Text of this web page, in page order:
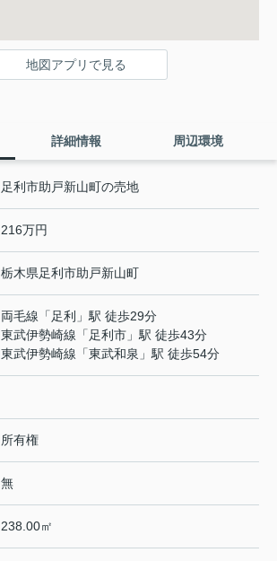
地図アプリで見る
詳細情報 周辺環境
足利市助戸新山町の売地
216万円
栃木県足利市助戸新山町
両毛線 「 足利 」駅 徒歩29分
東武伊勢崎線 「 足利市 」駅 徒歩43分
東武伊勢崎線 「東武和泉 」駅 徒歩54分
所有権
無
238.00㎡